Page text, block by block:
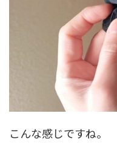
こんな感じですね。